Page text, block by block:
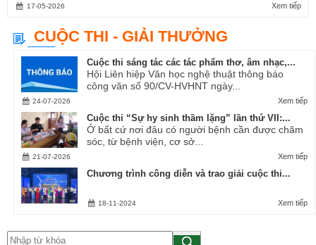
Xem tiếp
17-05-2026
CUỘC THI - GIẢI THƯỞNG
Cuộc thi sáng tác các tác phẩm thơ, âm nhạc,...
Hội Liên hiệp Văn học nghệ thuật thông báo
công văn số 90/CV-HVHNT ngày...
Xem tiếp
24-07-2026
Cuộc thi “Sự hy sinh thầm lặng” lần thứ VII:...
Ở bất cứ nơi đâu có người bệnh cần được chăm
sóc, từ bệnh viện, cơ sở...
Xem tiếp
21-07-2026
Chương trình công diễn và trao giải cuộc thi...
Xem tiếp
18-11-2024